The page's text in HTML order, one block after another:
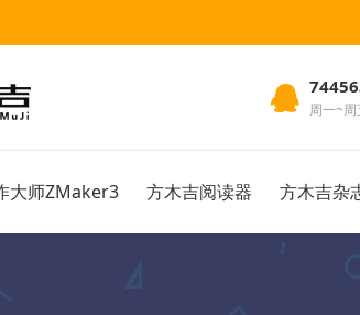
周一~
大师ZMaker3 方木吉阅读器 方木吉杂